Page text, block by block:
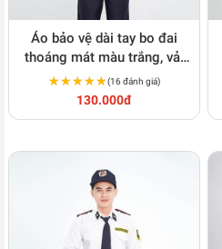
Áo bảo vệ dài tay bo đai
thoáng mát màu trắng, vải
kate hàn BH05A
★★★★★
★★★★★(16 đánh giá)
130.000đ